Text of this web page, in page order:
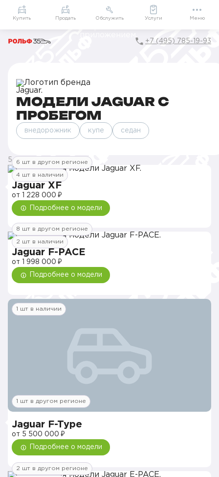
Приложение
Мой РОЛЬФ
Подарки внутри
+7 (495) 785-19-93
МОДЕЛИ JAGUAR С
ПРОБЕГОМ
внедорожник купе седан
5 моделей
4 шт в наличии
6 шт в другом регионе
Jaguar XF
от 1 228 000 ₽
Подробнее о модели
2 шт в наличии
8 шт в другом регионе
Jaguar F-PACE
от 1 998 000 ₽
Подробнее о модели
1 шт в наличии
1 шт в другом регионе
Jaguar F-Type
от 5 500 000 ₽
Подробнее о модели
2 шт в другом регионе
Купить Продать Обслужить Услуги Меню